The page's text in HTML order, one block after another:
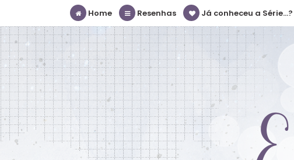
Home Resenhas Já conheceu a Série...?